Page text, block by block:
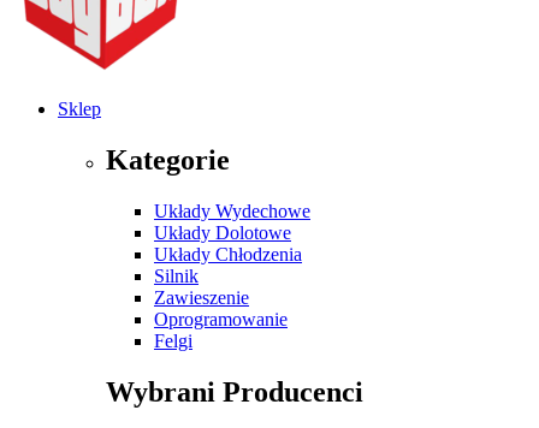
Sklep
Kategorie
Układy Wydechowe
Układy Dolotowe
Układy Chłodzenia
Silnik
Zawieszenie
Oprogramowanie
Felgi
Wybrani Producenci